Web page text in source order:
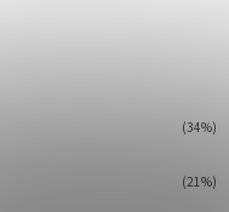
(34%)
(21%)